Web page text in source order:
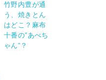
竹野内豊が通
う、焼きとん
はどこ？麻布
十番の”あべち
ゃん”？